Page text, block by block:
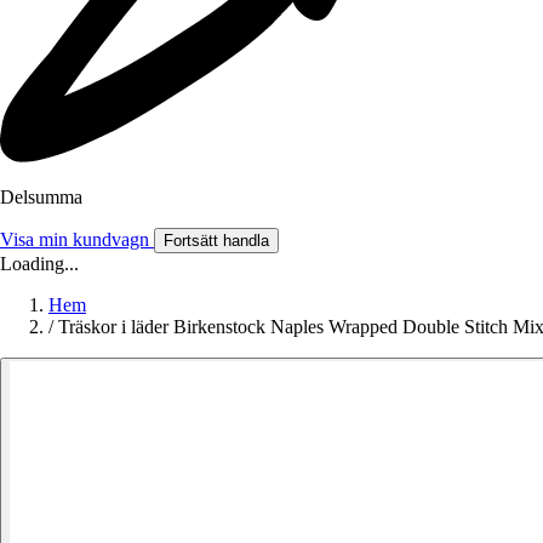
Delsumma
Visa min kundvagn Fortsätt handla
Loading...
Hem
/ Träskor i läder Birkenstock Naples Wrapped Double Stitch